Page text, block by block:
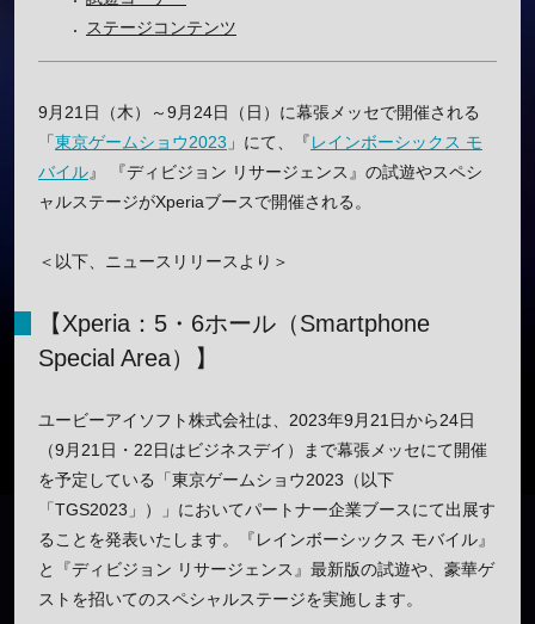
ステージコンテンツ
9月21日（木）～9月24日（日）に幕張メッセで開催される
「東京ゲームショウ2023 」にて、『レインボーシックス モ
バイル』 『ディビジョン リサージェンス』の試遊やスペシ
ャルステージがXperiaブースで開催される。
＜以下、ニュースリリースより＞
【Xperia：5・6ホール（Smartphone
Special Area）】
ユービーアイソフト株式会社は、2023年9月21日から24日
（9月21日・22日はビジネスデイ）まで幕張メッセにて開催
を予定している「東京ゲームショウ2023（以下
「TGS2023」）」においてパートナー企業ブースにて出展す
ることを発表いたします。『レインボーシックス モバイル』
と『ディビジョン リサージェンス』最新版の試遊や、豪華ゲ
ストを招いてのスペシャルステージを実施します。